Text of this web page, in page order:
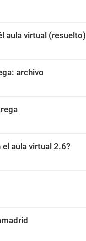
aula virtual (resuelto)
archivo
el aula virtual 2.6?